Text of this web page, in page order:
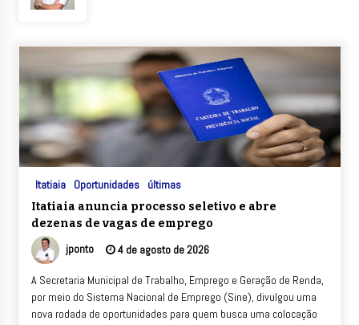
Itatiaia Oportunidades últimas
Itatiaia anuncia processo seletivo e abre
dezenas de vagas de emprego
jponto 4 de agosto de 2026
A Secretaria Municipal de Trabalho, Emprego e Geração de Renda,
por meio do Sistema Nacional de Emprego (Sine), divulgou uma
nova rodada de oportunidades para quem busca uma colocação